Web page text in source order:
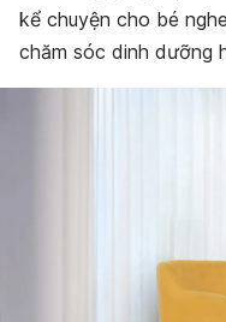
kể chuyện cho bé
chăm sóc dinh dưỡng